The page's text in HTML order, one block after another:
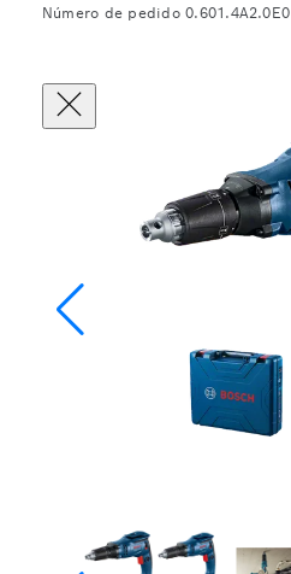
Número de pedido 0.601.4A2.0E0